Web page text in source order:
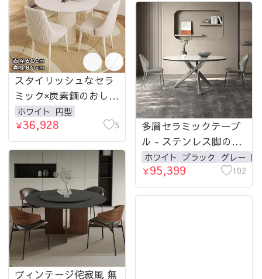
スタイリッシュなセラ
ミック×炭素鋼のおしゃ
れテーブルセット┃お
しゃれ空間を演出 hsj-
2258-table
ホワイト 円型
￥36,928 5
多層セラミックテーブ
ル - ステンレス脚のス
タイリッシュデザイン
hagst-5368-table
ホワイト ブラック グレー 円
￥95,399 102
ヴィンテージ侘寂風 無